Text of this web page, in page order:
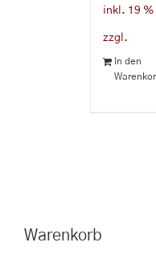
inkl. 19 %
zzgl.
In den
Warenkorb